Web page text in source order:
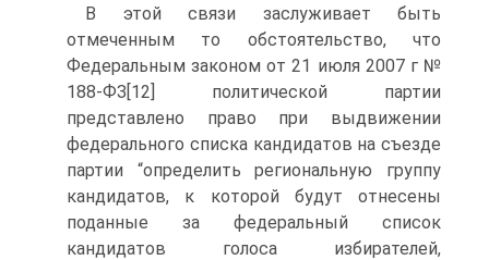
В этой связи заслуживает быть
отмеченным то обстоятельство, что
Федеральным законом от 21 июля 2007 г №
188-ФЗ[12] политической партии
представлено право при выдвижении
федерального списка кандидатов на съезде
партии “определить региональную группу
кандидатов, к которой будут отнесены
поданные за федеральный список
кандидатов голоса избирателей,